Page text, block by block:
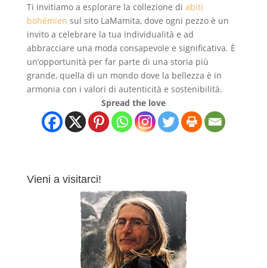
Ti invitiamo a esplorare la collezione di abiti
bohémien sul sito LaMamita, dove ogni pezzo è un
invito a celebrare la tua individualità e ad
abbracciare una moda consapevole e significativa. È
un’opportunità per far parte di una storia più
grande, quella di un mondo dove la bellezza è in
armonia con i valori di autenticità e sostenibilità.
Spread the love
Vieni a visitarci!